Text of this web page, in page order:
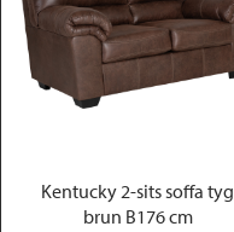
Kentucky 2-sits soffa tyg
brun B176 cm